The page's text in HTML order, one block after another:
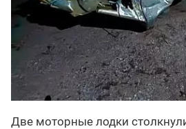
Две моторные лодки